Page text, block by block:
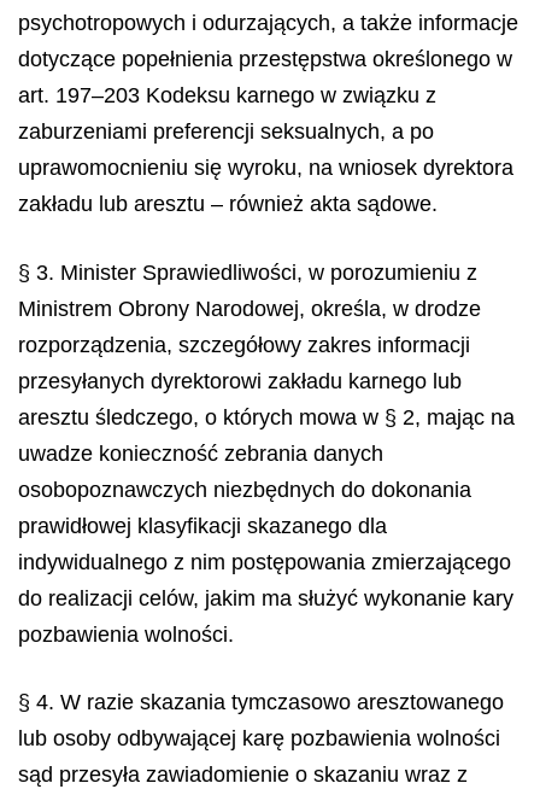
psychotropowych i odurzających, a także informacje
dotyczące popełnienia przestępstwa określonego w
art. 197–203 Kodeksu karnego w związku z
zaburzeniami preferencji seksualnych, a po
uprawomocnieniu się wyroku, na wniosek dyrektora
zakładu lub aresztu – również akta sądowe.
§ 3. Minister Sprawiedliwości, w porozumieniu z
Ministrem Obrony Narodowej, określa, w drodze
rozporządzenia, szczegółowy zakres informacji
przesyłanych dyrektorowi zakładu karnego lub
aresztu śledczego, o których mowa w § 2, mając na
uwadze konieczność zebrania danych
osobopoznawczych niezbędnych do dokonania
prawidłowej klasyfikacji skazanego dla
indywidualnego z nim postępowania zmierzającego
do realizacji celów, jakim ma służyć wykonanie kary
pozbawienia wolności.
§ 4. W razie skazania tymczasowo aresztowanego
lub osoby odbywającej karę pozbawienia wolności
sąd przesyła zawiadomienie o skazaniu wraz z